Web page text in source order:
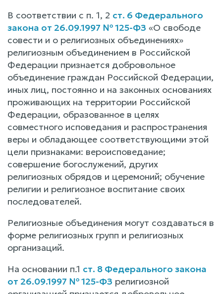
В соответствии с п. 1, 2 ст. 6 Федерального
закона от 26.09.1997 № 125-ФЗ «О свободе
совести и о религиозных объединениях»
религиозным объединением в Российской
Федерации признается добровольное
объединение граждан Российской Федерации,
иных лиц, постоянно и на законных основаниях
проживающих на территории Российской
Федерации, образованное в целях
совместного исповедания и распространения
веры и обладающее соответствующими этой
цели признаками: вероисповедание;
совершение богослужений, других
религиозных обрядов и церемоний; обучение
религии и религиозное воспитание своих
последователей.
Религиозные объединения могут создаваться в
форме религиозных групп и религиозных
организаций.
На основании п.1 ст. 8 Федерального закона
от 26.09.1997 № 125-ФЗ религиозной